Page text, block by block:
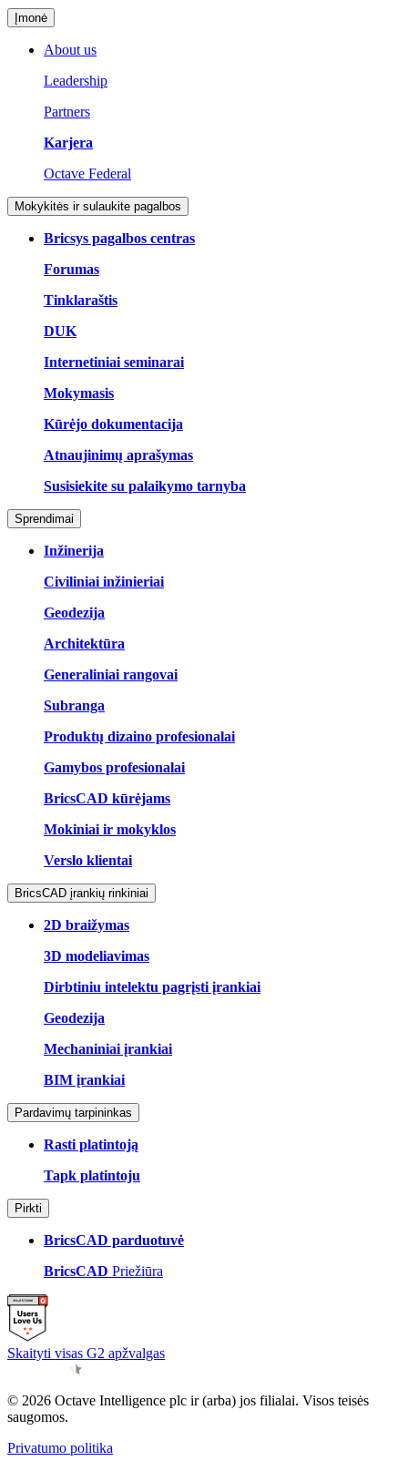
Įmonė
About us
Leadership
Partners
Karjera
Octave Federal
Mokykitės ir sulaukite pagalbos
Bricsys pagalbos centras
Forumas
Tinklaraštis
DUK
Internetiniai seminarai
Mokymasis
Kūrėjo dokumentacija
Atnaujinimų aprašymas
Susisiekite su palaikymo tarnyba
Sprendimai
Inžinerija
Civiliniai inžinieriai
Geodezija
Architektūra
Generaliniai rangovai
Subranga
Produktų dizaino profesionalai
Gamybos profesionalai
BricsCAD kūrėjams
Mokiniai ir mokyklos
Verslo klientai
BricsCAD įrankių rinkiniai
2D braižymas
3D modeliavimas
Dirbtiniu intelektu pagrįsti įrankiai
Geodezija
Mechaniniai įrankiai
BIM įrankiai
Pardavimų tarpininkas
Rasti platintoją
Tapk platintoju
Pirkti
BricsCAD parduotuvė
BricsCAD Priežiūra
Skaityti visas G2 apžvalgas
© 2026 Octave Intelligence plc ir (arba) jos filialai. Visos teisės
saugomos.
Privatumo politika